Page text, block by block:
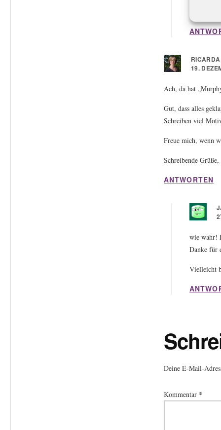
RICARDA
19.
Ach, da hat
Gut, dass alles
Schreiben viel
Freue mich, wenn
Schreibende
ANTWORTEN
wie wahr!
Danke für
Vielleicht
Deine E-Mail-
Kommentar *